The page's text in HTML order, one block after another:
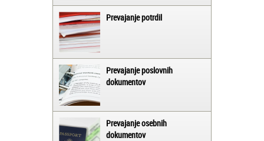
Prevajanje potrdil
Prevajanje poslovnih
dokumentov
Prevajanje osebnih
dokumentov